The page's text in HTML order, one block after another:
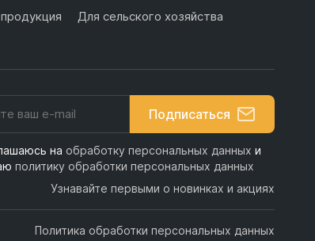
Для сельского хозяйства
Подписаться
на обработку персональных данных и
политику обработки персональных данных
Узнавайте первыми о новинках и акциях
Политика обработки персональных данных